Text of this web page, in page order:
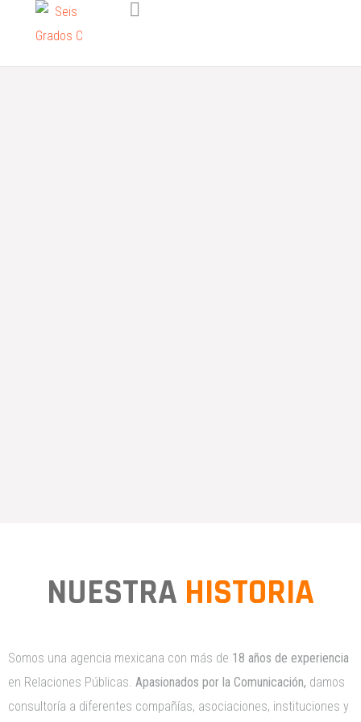
NUESTRA HISTORIA
Somos una agencia mexicana con más de 18 años de experiencia
en Relaciones Públicas. Apasionados por la Comunicación, damos
consultoría a diferentes compañías, asociaciones, instituciones y